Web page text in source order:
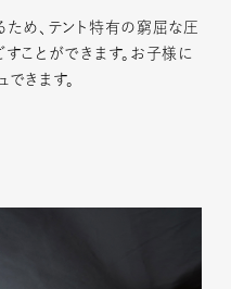
ため、テント特有の窮屈な圧
ことができます。お子様に
きます。